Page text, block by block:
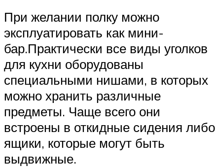
При желании полку можно
эксплуатировать как мини-
бар.Практически все виды уголков
для кухни оборудованы
специальными нишами, в которых
можно хранить различные
предметы. Чаще всего они
встроены в откидные сидения либо
ящики, которые могут быть
выдвижные.